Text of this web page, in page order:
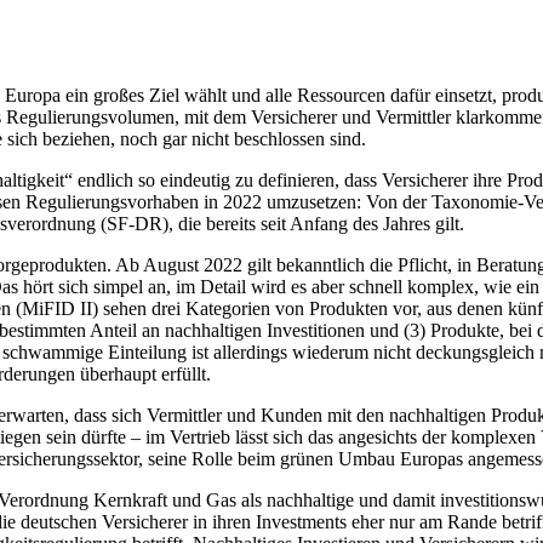
ein großes Ziel wählt und alle Ressourcen dafür einsetzt,
mit dem Versicherer und Vermittler
beziehen, noch gar nicht beschlossen sind.
endlich so eindeutig zu definieren, dass Versicherer ihre
Regulierungsvorhaben in 2022 umzusetzen: Von der Taxonomie-
(SF-DR), die bereits seit Anfang des Jahres gilt.
Ab August 2022 gilt bekanntlich die Pflicht, in
hört sich simpel an, im Detail wird es aber schnell komplex, wie
II) sehen drei Kategorien von Produkten vor, aus denen
Anteil an nachhaltigen Investitionen und (3) Produkte,
Einteilung ist allerdings wiederum nicht
überhaupt erfüllt.
dass sich Vermittler und Kunden mit den nachhaltigen
sein dürfte – im Vertrieb lässt sich das angesichts der
seine Rolle beim grünen Umbau Europas
Kernkraft und Gas als nachhaltige und damit
Versicherer in ihren Investments eher nur am Rande